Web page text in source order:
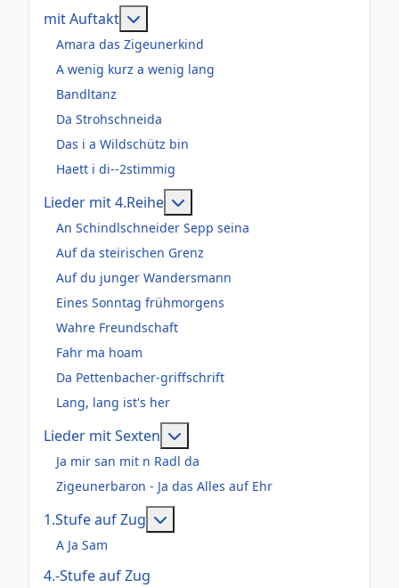
mit Auftakt
Amara das Zigeunerkind
A wenig kurz a wenig lang
Bandltanz
Da Strohschneida
Das i a Wildschütz bin
Haett i di--2stimmig
Lieder mit 4.Reihe
An Schindlschneider Sepp seina
Auf da steirischen Grenz
Auf du junger Wandersmann
Eines Sonntag frühmorgens
Wahre Freundschaft
Fahr ma hoam
Da Pettenbacher-griffschrift
Lang, lang ist's her
Lieder mit Sexten
Ja mir san mit n Radl da
Zigeunerbaron - Ja das Alles auf Ehr
1.Stufe auf Zug
A Ja Sam
4.-Stufe auf Zug